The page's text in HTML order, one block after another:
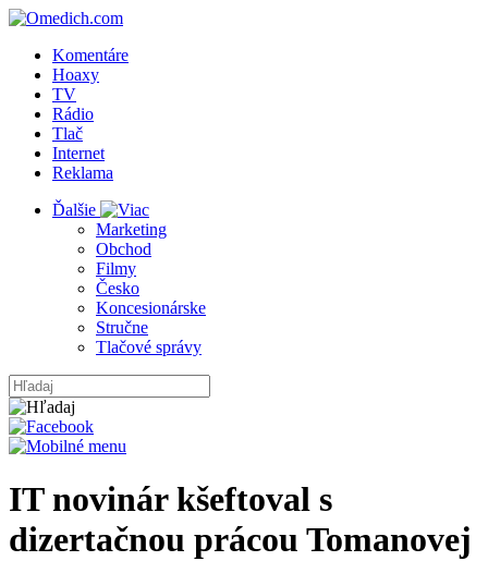
Komentáre
Hoaxy
TV
Rádio
Tlač
Internet
Reklama
Ďalšie
Marketing
Obchod
Filmy
Česko
Koncesionárske
Stručne
Tlačové správy
IT novinár kšeftoval s
dizertačnou prácou Tomanovej